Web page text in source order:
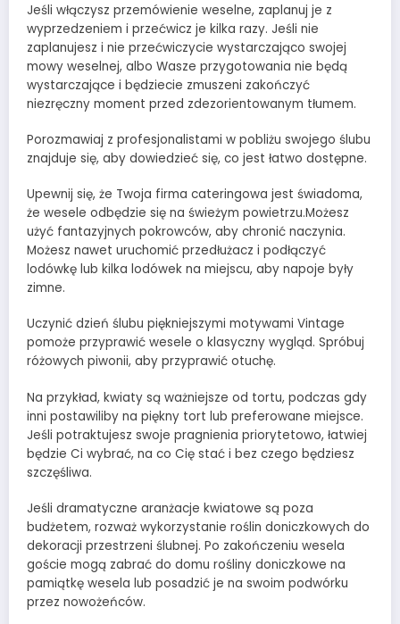
Jeśli włączysz przemówienie weselne, zaplanuj je z
wyprzedzeniem i przećwicz je kilka razy. Jeśli nie
zaplanujesz i nie przećwiczycie wystarczająco swojej
mowy weselnej, albo Wasze przygotowania nie będą
wystarczające i będziecie zmuszeni zakończyć
niezręczny moment przed zdezorientowanym tłumem.
Porozmawiaj z profesjonalistami w pobliżu swojego ślubu
znajduje się, aby dowiedzieć się, co jest łatwo dostępne.
Upewnij się, że Twoja firma cateringowa jest świadoma,
że wesele odbędzie się na świeżym powietrzu.Możesz
użyć fantazyjnych pokrowców, aby chronić naczynia.
Możesz nawet uruchomić przedłużacz i podłączyć
lodówkę lub kilka lodówek na miejscu, aby napoje były
zimne.
Uczynić dzień ślubu piękniejszymi motywami Vintage
pomoże przyprawić wesele o klasyczny wygląd. Spróbuj
różowych piwonii, aby przyprawić otuchę.
Na przykład, kwiaty są ważniejsze od tortu, podczas gdy
inni postawiliby na piękny tort lub preferowane miejsce.
Jeśli potraktujesz swoje pragnienia priorytetowo, łatwiej
będzie Ci wybrać, na co Cię stać i bez czego będziesz
szczęśliwa.
Jeśli dramatyczne aranżacje kwiatowe są poza
budżetem, rozważ wykorzystanie roślin doniczkowych do
dekoracji przestrzeni ślubnej. Po zakończeniu wesela
goście mogą zabrać do domu rośliny doniczkowe na
pamiątkę wesela lub posadzić je na swoim podwórku
przez nowożeńców.